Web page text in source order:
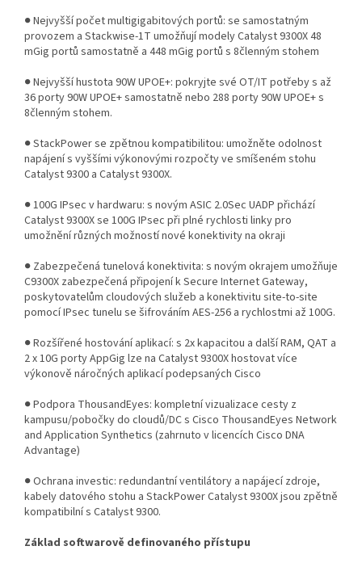
● Nejvyšší počet multigigabitových portů: se samostatným
provozem a Stackwise-1T umožňují modely Catalyst 9300X 48
mGig portů samostatně a 448 mGig portů s 8členným stohem
● Nejvyšší hustota 90W UPOE+: pokryjte své OT/IT potřeby s až
36 porty 90W UPOE+ samostatně nebo 288 porty 90W UPOE+ s
8členným stohem.
● StackPower se zpětnou kompatibilitou: umožněte odolnost
napájení s vyššími výkonovými rozpočty ve smíšeném stohu
Catalyst 9300 a Catalyst 9300X.
● 100G IPsec v hardwaru: s novým ASIC 2.0Sec UADP přichází
Catalyst 9300X se 100G IPsec při plné rychlosti linky pro
umožnění různých možností nové konektivity na okraji
● Zabezpečená tunelová konektivita: s novým okrajem umožňuje
C9300X zabezpečená připojení k Secure Internet Gateway,
poskytovatelům cloudových služeb a konektivitu site-to-site
pomocí IPsec tunelu se šifrováním AES-256 a rychlostmi až 100G.
● Rozšířené hostování aplikací: s 2x kapacitou a další RAM, QAT a
2 x 10G porty AppGig lze na Catalyst 9300X hostovat více
výkonově náročných aplikací podepsaných Cisco
● Podpora ThousandEyes: kompletní vizualizace cesty z
kampusu/pobočky do cloudů/DC s Cisco ThousandEyes Network
and Application Synthetics (zahrnuto v licencích Cisco DNA
Advantage)
● Ochrana investic: redundantní ventilátory a napájecí zdroje,
kabely datového stohu a StackPower Catalyst 9300X jsou zpětně
kompatibilní s Catalyst 9300.
Základ softwarově definovaného přístupu